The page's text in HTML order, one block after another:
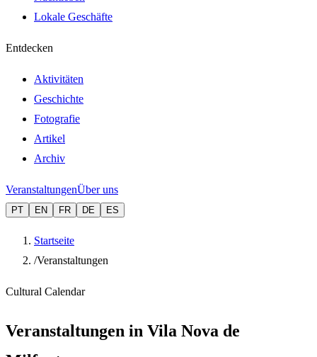
Lokale Geschäfte
Entdecken
Aktivitäten
Geschichte
Fotografie
Artikel
Archiv
VeranstaltungenÜber uns
PT EN FR DE ES
Startseite
/Veranstaltungen
Cultural Calendar
Veranstaltungen in Vila Nova de